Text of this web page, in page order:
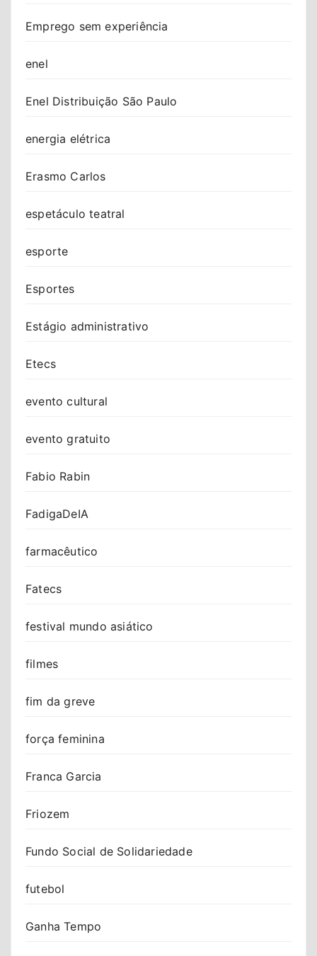
Emprego sem experiência
enel
Enel Distribuição São Paulo
energia elétrica
Erasmo Carlos
espetáculo teatral
esporte
Esportes
Estágio administrativo
Etecs
evento cultural
evento gratuito
Fabio Rabin
FadigaDeIA
farmacêutico
Fatecs
festival mundo asiático
filmes
fim da greve
força feminina
Franca Garcia
Friozem
Fundo Social de Solidariedade
futebol
Ganha Tempo